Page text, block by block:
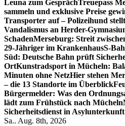
Leuna zum GesprächTreuepass
sammeln und exklusive Preise
Transporter auf – Polizeihund
Vandalismus an Herder-
SchadenMerseburg: Streit
29-Jähriger im KrankenhausS-
Süd: Deutsche Bahn prüft
OrtKunstradsport in Mücheln:
Minuten ohne NetzHier stehen
– die 13 Standorte im Überblick
Bürgermelder: Was den
lädt zum Frühstück nach Mücheln
Sicherheitsdienst in
Sa.. Aug. 8th, 2026